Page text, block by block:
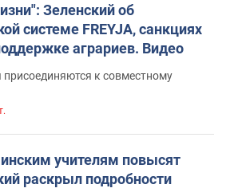
Зеленский об
системе FREYJA, санкциях
аграриев. Видео
присоединяются к совместному
учителям повысят
раскрыл подробности